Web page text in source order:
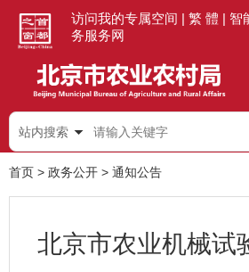
访问我的专属空间 | 繁 體 | 智
务服务网
站内搜索
首页 > 政务公开 > 通知公告
北京市农业机械试